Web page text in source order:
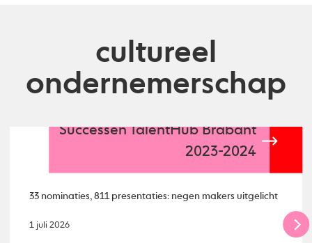
cultureel
ondernemerschap
Successen TalentHub Brabant
2023-2024
33 nominaties, 811 presentaties: negen makers uitgelicht
1 juli 2026